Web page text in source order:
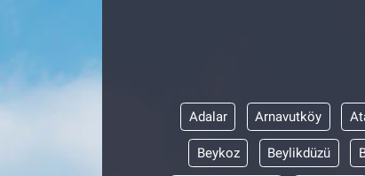
Adalar Arnavutköy
Beykoz Beylikdüzü